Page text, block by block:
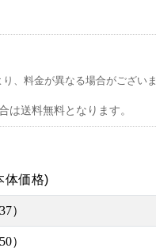
、料金が異なる場合がございま
は送料無料となります。
体価格)
）
）